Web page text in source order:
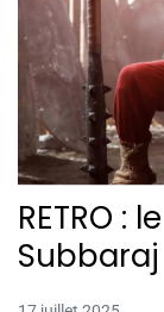
RETRO :
Subbaraj